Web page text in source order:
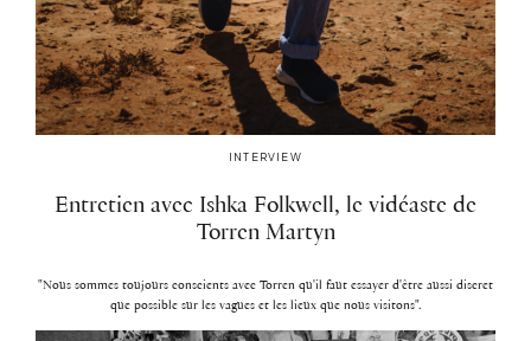
INTERVIEW
Entretien avec Ishka Folkwell, le vidéaste de
Torren Martyn
"Nous sommes toujours conscients avec Torren qu'il faut essayer d'être aussi discret
que possible sur les vagues et les lieux que nous visitons".